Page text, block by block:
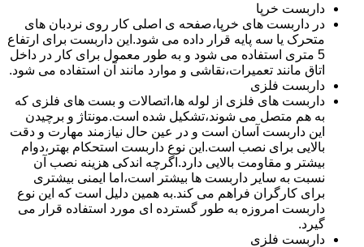
داربست خرپا
در داربست های خرپا،صفحه ی اصلی کار روی نردبان های
متحرک یا سه پایه قرار داده می شود.این داربست برای ارتفاع
5 متری استفاده می شود و به طور معمول برای کار در داخل
اتاق مانند تعمیرات،نقاشی و موارد مانند آن استفاده می شود.
داربست فلزی
داربست های فلزی از لوله ها،اتصالات و بست های فلزی که
به هم متصل می شوند،تشکیل شده است.مونتاژ و برچیدن
این داربست آسان است و در عین حال نیازمند مهارت و دقت
بالایی برای نصب است.این نوع داربست استحکام بهتر،دوام
بیشتر و مقاومت بالایی دارد.اگرچه اندکی هزینه نصب آن
نسبت به سایر داربست ها بیشتر است،اما ایمنی بیشتری
برای کارگران فراهم می کند.به همین دلیل است که این نوع
داربست امروزه به طور گسترده ای مورد استفاده قرار می
گیرد.
داربست فلزی